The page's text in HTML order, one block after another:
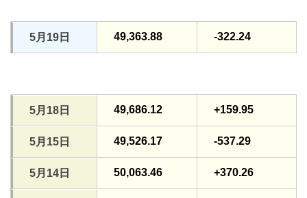
5月19日 49,363.88 -322.24
5月18日 49,686.12 +159.95
5月15日 49,526.17 -537.29
5月14日 50,063.46 +370.26